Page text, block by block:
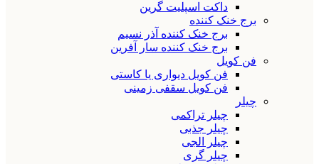
داکت اسپلیت گرین
برج خنک کننده
برج خنک کننده آذر نسیم
برج خنک کننده سار آفرین
فن کویل
فن کویل دیواری یا کاستی
فن کویل سقفی زمینی
چیلر
چیلر تراکمی
چیلر جذبی
چیلر الجی
چیلر گری